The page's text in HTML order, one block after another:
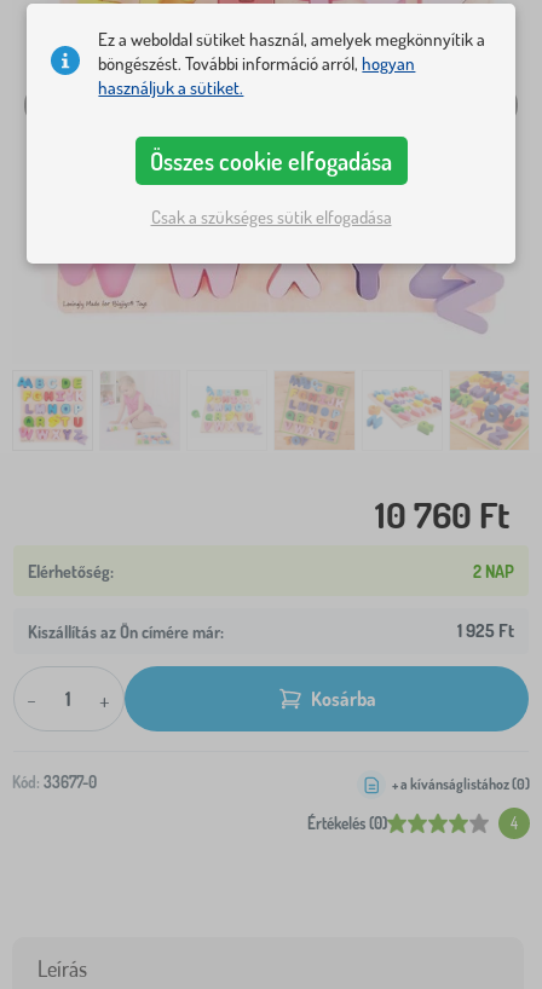
10 760 Ft
2 NAP
Kiszállítás az Ön címére már: 1 925 Ft
- + Kosárba
Kód: 33677-0
Értékelés (0) 4
+ a kívánságlistához (0)
Leírás
Ez a weboldal sütiket használ, amelyek megkönnyítik a
böngészést. További információ arról,hogyan
használjuk a sütiket.
Összes cookie elfogadása
Csak a szükséges sütik elfogadása